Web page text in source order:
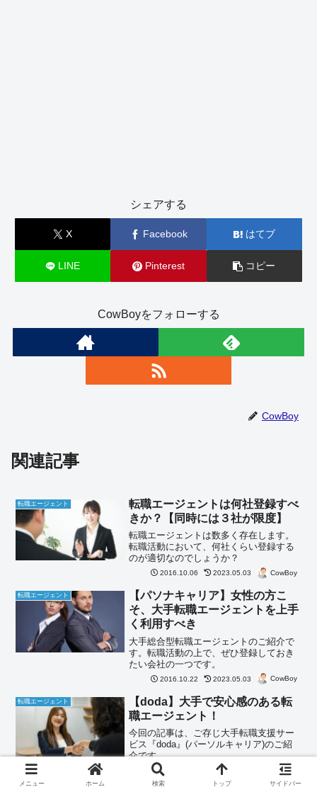
シェアする
X Facebook はてブ
LINE Pinterest コピー
CowBoyをフォローする
CowBoy
関連記事
転職エージェント
転職エージェントは何社登録すべ
きか？【同時には３社が限度】
転職エージェントは数多く存在します。
転職活動において、何社くらい登録する
のが適切なのでしょうか？
2016.10.06 2023.05.03 CowBoy
転職エージェント
【パソナキャリア】女性の方こ
そ、大手転職エージェントを上手
く利用すべき
大手総合型転職エージェントのご紹介で
す。転職活動の上で、ぜひ登録しておき
たい会社の一つです。
2016.10.22 2023.05.03 CowBoy
転職エージェント
【doda】大手で安心感のある転
職エージェント！
今回の記事は、ご存じ大手転職支援サー
ビス『doda』(パーソルキャリア)のご紹
介です。
2017.04.05 2025.04.12 CowBoy
メニュー ホーム 検索 トップ サイドバー